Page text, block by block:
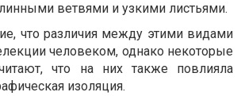
ветвями и узкими листьями.
что различия между этими видами
человеком, однако некоторые
что на них также повлияла
изоляция.